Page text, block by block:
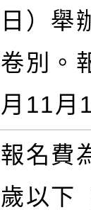
日）舉
卷別。
月11月
報名費
歲以下